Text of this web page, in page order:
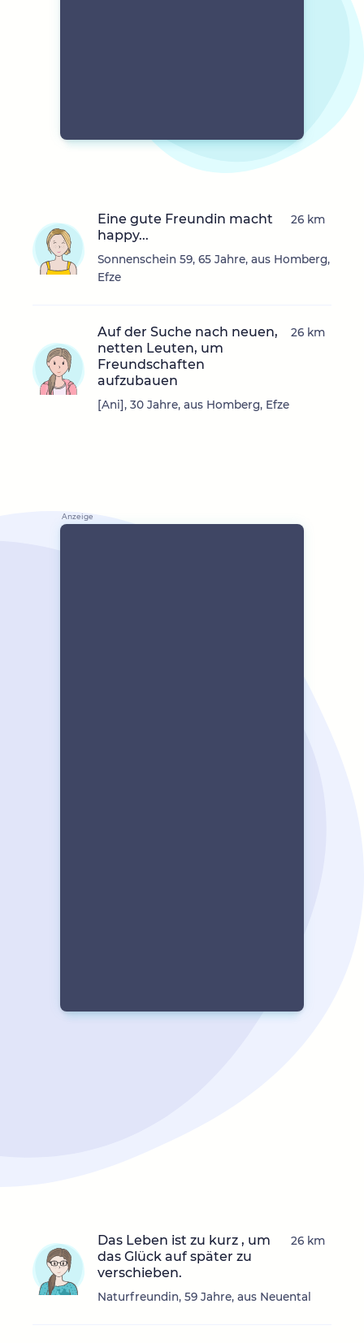
Eine gute Freundin macht
happy...
Sonnenschein 59, 65 Jahre, aus Homberg,
Efze
26 km
Auf der Suche nach neuen,
netten Leuten, um
Freundschaften
aufzubauen
[Ani], 30 Jahre, aus Homberg, Efze
26 km
Das Leben ist zu kurz , um
das Glück auf später zu
verschieben.
Naturfreundin, 59 Jahre, aus Neuental
26 km